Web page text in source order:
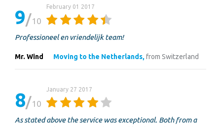
9 10
February 01 2017
Professioneel en vriendelijk team!
Mr. Wind Moving to the Netherlands,from Switzerland
8 10
January 27 2017
As stated above the service was exceptional. Both from a